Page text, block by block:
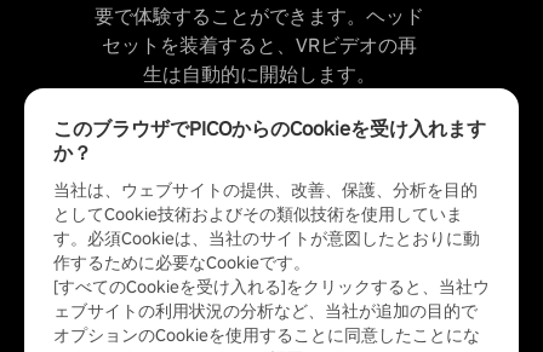
要で体験することができます。ヘッド
セットを装着すると、VRビデオの再
生は自動的に開始します。
このブラウザでPICOからのCookieを受け入れます
か？
当社は、ウェブサイトの提供、改善、保護、分析を目的
としてCookie技術およびその類似技術を使用していま
す。必須Cookieは、当社のサイトが意図したとおりに動
作するために必要なCookieです。
[すべてのCookieを受け入れる]をクリックすると、当社ウ
ェブサイトの利用状況の分析など、当社が追加の目的で
オプションのCookieを使用することに同意したことにな